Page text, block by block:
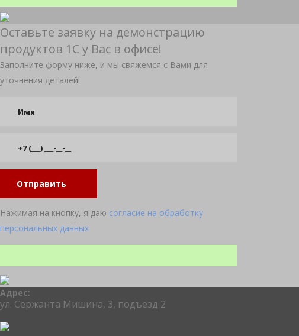
Оставьте заявку на демонстрацию
продуктов 1С у Вас в офисе!
Заполните форму ниже, и мы свяжемся с Вами для
уточнения деталей!
Отправить
Нажимая на кнопку, я даю согласие на обработку
персональных данных
Адрес:
ул. Сержанта Мишина, 3, подъезд 2